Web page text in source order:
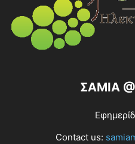
ΣΑΜΙΑ
Contact us: